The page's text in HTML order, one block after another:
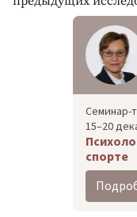
Семинар-
15–20
спорте